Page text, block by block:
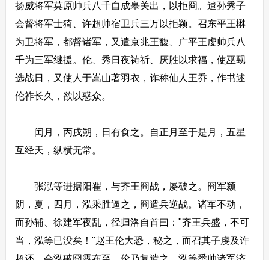
扬威将军莫原帅兵八千自成皋关出，以拒冏。遣孙秀子
会督将军士猗、许超帅宿卫兵三万以拒颖。召东平王楙
为卫将军，都督诸军，又遣京兆王馥、广平王虔帅兵八
千为三军继援。伦、秀日夜祷祈、厌胜以求福，使巫觋
选战日，又使人于嵩山著羽衣，诈称仙人王乔，作书述
伦祚长久，欲以惑众。
闰月，丙戌朔，日有食之。自正月至于是月，五星
互经天，纵横无常。
张泓等进据阳翟，与齐王冏战，屡破之。冏军颍
阴，夏，四月，泓乘胜逼之，冏遣兵逆战。诸军不动，
而孙辅、徐建军夜乱，径归洛自首曰："齐王兵盛，不可
当，泓等已没矣！"赵王伦大恐，秘之，而召其子虔及许